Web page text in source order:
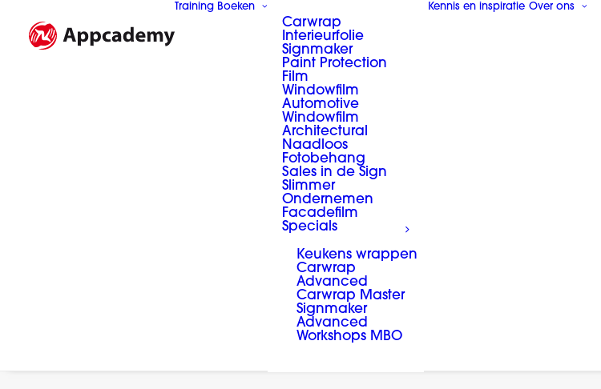
Training Boeken
Carwrap
Interieurfolie
Signmaker
Paint Protection
Film
Windowfilm
Automotive
Windowfilm
Architectural
Naadloos
Fotobehang
Sales in de Sign
Slimmer
Ondernemen
Facadefilm
Specials
Keukens wrappen
Carwrap
Advanced
Carwrap Master
Signmaker
Advanced
Workshops MBO
Kennis en inspiratie Over ons